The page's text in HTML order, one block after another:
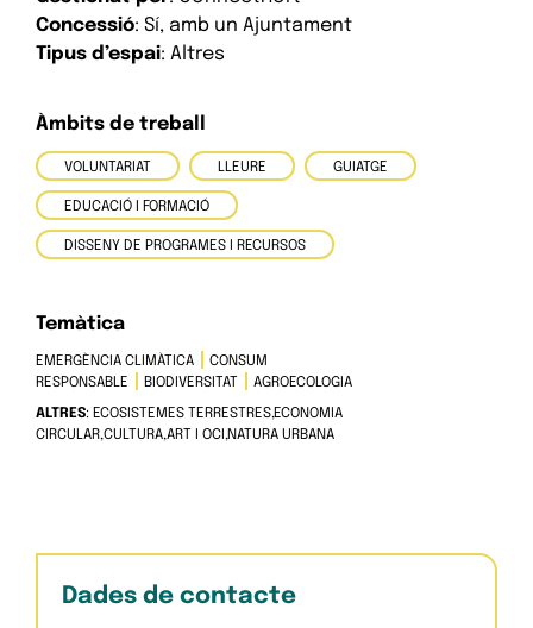
Concessió: Sí, amb un Ajuntament
Tipus d’espai: Altres
Àmbits de treball
VOLUNTARIAT LLEURE GUIATGE
EDUCACIÓ I FORMACIÓ
DISSENY DE PROGRAMES I RECURSOS
Temàtica
EMERGÈNCIA CLIMÀTICA
CONSUM
RESPONSABLE
BIODIVERSITAT AGROECOLOGIA
ALTRES: ECOSISTEMES TERRESTRES,ECONOMIA
CIRCULAR,CULTURA,ART I OCI,NATURA URBANA
Dades de contacte